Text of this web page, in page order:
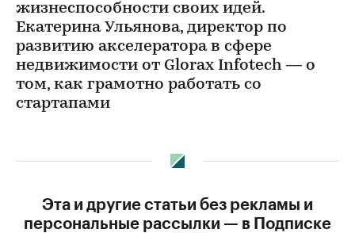
жизнеспособности своих идей.
Екатерина Ульянова, директор по
развитию акселератора в сфере
недвижимости от Glorax Infotech — о
том, как грамотно работать со
стартапами
Эта и другие статьи без рекламы и
персональные рассылки — в Подписке